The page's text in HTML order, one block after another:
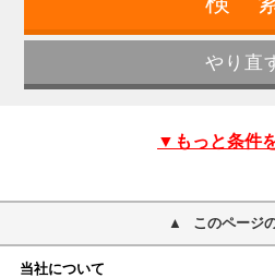
▼もっと条件
このページ
当社について